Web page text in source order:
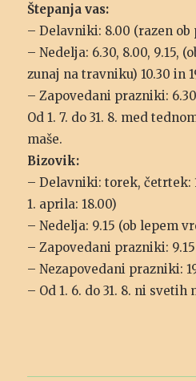
Štepanja vas:
– Delavniki: 8.00 (razen ob
– Nedelja: 6.30, 8.00, 9.15,
zunaj na travniku) 10.30 in
– Zapovedani prazniki: 6.30,
Od 1. 7. do 31. 8. med
maše.
Bizovik:
– Delavniki: torek, četrtek:
1. aprila: 18.00)
– Nedelja: 9.15 (ob lepem
– Zapovedani prazniki: 9.15
– Nezapovedani prazniki:
– Od 1. 6. do 31. 8. ni svetih